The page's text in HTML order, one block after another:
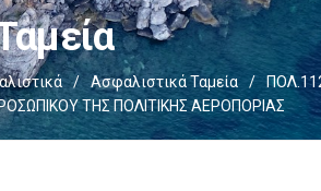
/ Ασφαλιστικά Ταμεία /
ΤΗΣ ΠΟΛΙΤΙΚΗΣ ΑΕΡΟΠΟΡΙΑΣ